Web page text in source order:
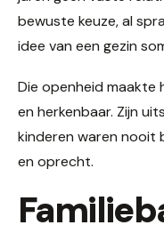
bewuste keuze, al
idee van een gezin
Die openheid maakte
en herkenbaar. Zijn
kinderen waren nooit
en oprecht.